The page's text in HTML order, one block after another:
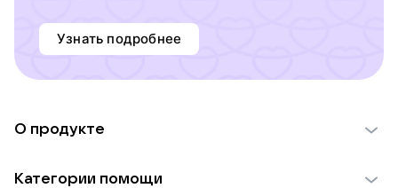
Узнать подробнее
О продукте
Категории помощи